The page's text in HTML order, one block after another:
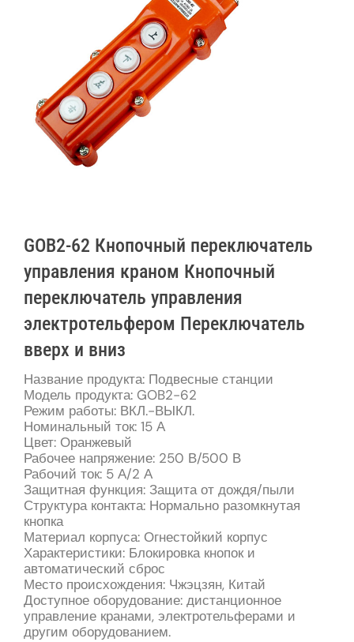
GOB2-62 Кнопочный переключатель
управления краном Кнопочный
переключатель управления
электротельфером Переключатель
вверх и вниз
Название продукта: Подвесные станции
Модель продукта: GOB2-62
Режим работы: ВКЛ.-ВЫКЛ.
Номинальный ток: 15 А
Цвет: Оранжевый
Рабочее напряжение: 250 В/500 В
Рабочий ток: 5 А/2 А
Защитная функция: Защита от дождя/пыли
Структура контакта: Нормально разомкнутая
кнопка
Материал корпуса: Огнестойкий корпус
Характеристики: Блокировка кнопок и
автоматический сброс
Место происхождения: Чжэцзян, Китай
Доступное оборудование: дистанционное
управление кранами, электротельферами и
другим оборудованием.